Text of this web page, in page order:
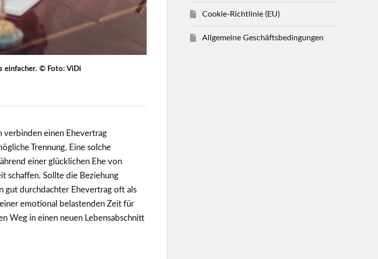
einfacher. © Foto: ViDi
verbinden einen Ehevertrag
Trennung. Eine solche
einer glücklichen Ehe von
schaffen. Sollte die Beziehung
gut durchdachter Ehevertrag oft als
emotional belastenden Zeit für
Weg in einen neuen Lebensabschnitt
Cookie-Richtlinie (EU)
Allgemeine Geschäftsbedingungen